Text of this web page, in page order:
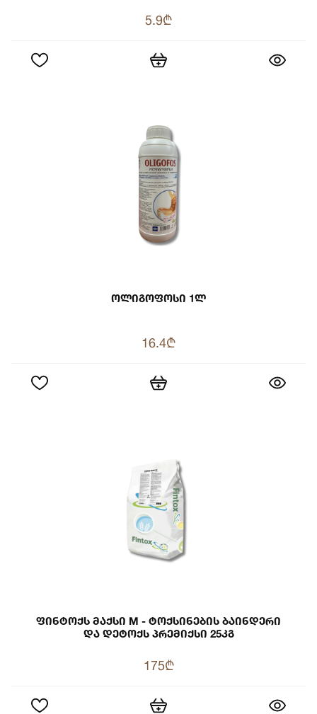
5.9₾
Ოლიგოფოსი 1ლ
16.4₾
Ფინტოქს Მაქსი M - Ტოქსინების Ბაინდერი
Და Დეტოქს Პრემიქსი 25კგ
175₾